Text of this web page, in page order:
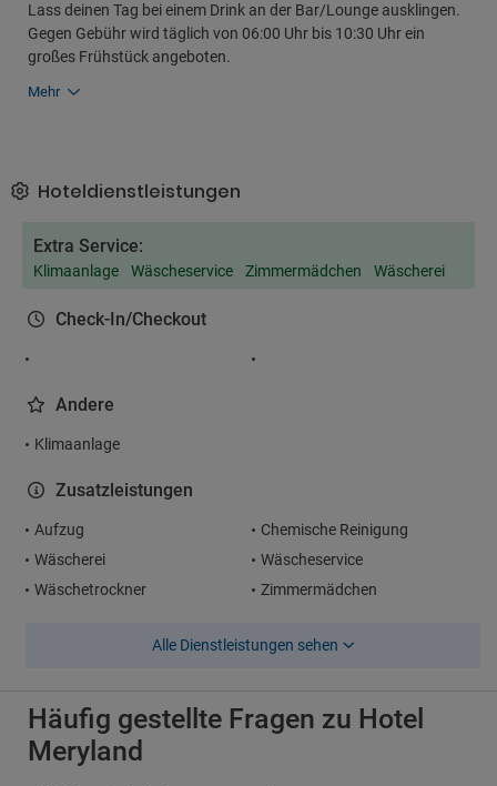
Lass deinen Tag bei einem Drink an der Bar/Lounge ausklingen.
Gegen Gebühr wird täglich von 06:00 Uhr bis 10:30 Uhr ein
großes Frühstück angeboten.
Mehr
Hoteldienstleistungen
Extra Service:
Klimaanlage Wäscheservice Zimmermädchen Wäscherei
Check-In/Checkout
Andere
Klimaanlage
Zusatzleistungen
Aufzug
Chemische Reinigung
Wäscherei
Wäscheservice
Wäschetrockner
Zimmermädchen
Alle Dienstleistungen sehen
Häufig gestellte Fragen zu Hotel
Meryland